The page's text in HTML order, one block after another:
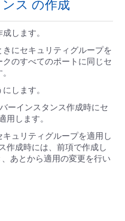
ス の作成
します。
にセキュリティグループを
のすべてのポートに同じセ
します。
ーインスタンス作成時にセ
用します。
ュリティグループを適用し
作成時には、前項で作成し
あとから適用の変更を行い